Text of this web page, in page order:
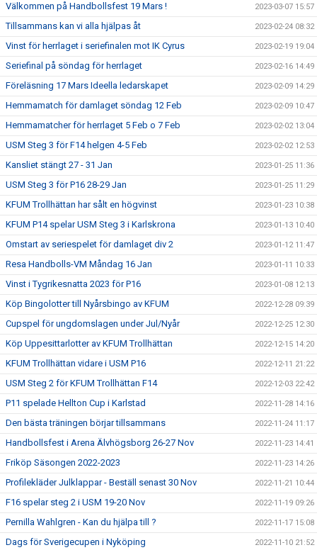
Välkommen på Handbollsfest 19 Mars ! 2023-03-07 15:57
Tillsammans kan vi alla hjälpas åt 2023-02-24 08:32
Vinst för herrlaget i seriefinalen mot IK Cyrus 2023-02-19 19:04
Seriefinal på söndag för herrlaget 2023-02-16 14:49
Föreläsning 17 Mars Ideella ledarskapet 2023-02-09 14:29
Hemmamatch för damlaget söndag 12 Feb 2023-02-09 10:47
Hemmamatcher för herrlaget 5 Feb o 7 Feb 2023-02-02 13:04
USM Steg 3 för F14 helgen 4-5 Feb 2023-02-02 12:53
Kansliet stängt 27 - 31 Jan 2023-01-25 11:36
USM Steg 3 för P16 28-29 Jan 2023-01-25 11:29
KFUM Trollhättan har sålt en högvinst 2023-01-23 10:38
KFUM P14 spelar USM Steg 3 i Karlskrona 2023-01-13 10:40
Omstart av seriespelet för damlaget div 2 2023-01-12 11:47
Resa Handbolls-VM Måndag 16 Jan 2023-01-11 10:33
Vinst i Tygrikesnatta 2023 för P16 2023-01-08 12:13
Köp Bingolotter till Nyårsbingo av KFUM 2022-12-28 09:39
Cupspel för ungdomslagen under Jul/Nyår 2022-12-25 12:30
Köp Uppesittarlotter av KFUM Trollhättan 2022-12-15 14:20
KFUM Trollhättan vidare i USM P16 2022-12-11 21:22
USM Steg 2 för KFUM Trollhättan F14 2022-12-03 22:42
P11 spelade Hellton Cup i Karlstad 2022-11-28 14:16
Den bästa träningen börjar tillsammans 2022-11-24 11:17
Handbollsfest i Arena Älvhögsborg 26-27 Nov 2022-11-23 14:41
Friköp Säsongen 2022-2023 2022-11-23 14:26
Profilekläder Julklappar - Beställ senast 30 Nov 2022-11-21 10:44
F16 spelar steg 2 i USM 19-20 Nov 2022-11-19 09:26
Pernilla Wahlgren - Kan du hjälpa till ? 2022-11-17 15:08
Dags för Sverigecupen i Nyköping 2022-11-10 21:52